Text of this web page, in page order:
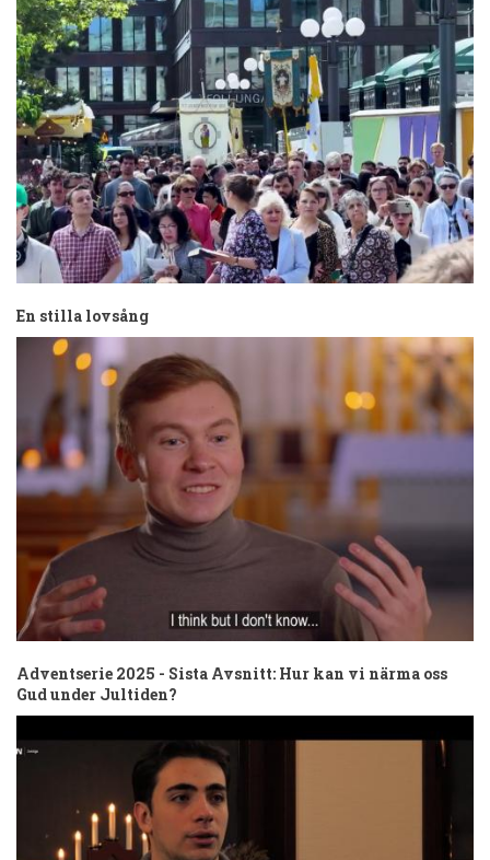
En stilla lovsång
Adventserie 2025 - Sista Avsnitt: Hur kan vi närma oss
Gud under Jultiden?